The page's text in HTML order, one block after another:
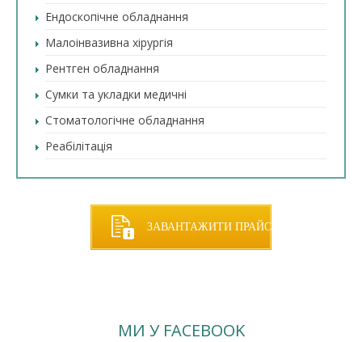
Ендоскопічне обладнання
Малоінвазивна хірургія
Рентген обладнання
Сумки та укладки медичні
Стоматологічне обладнання
Реабілітація
ЗАВАНТАЖИТИ ПРАЙС
МИ У FACEBOOK